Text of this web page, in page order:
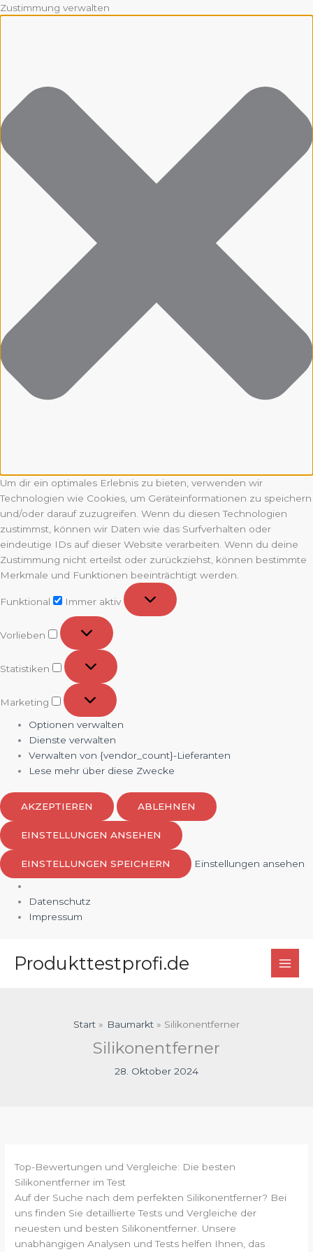
Zustimmung verwalten
Um dir ein optimales Erlebnis zu bieten, verwenden wir
Technologien wie Cookies, um Geräteinformationen zu speichern
und/oder darauf zuzugreifen. Wenn du diesen Technologien
zustimmst, können wir Daten wie das Surfverhalten oder
eindeutige IDs auf dieser Website verarbeiten. Wenn du deine
Zustimmung nicht erteilst oder zurückziehst, können bestimmte
Merkmale und Funktionen beeinträchtigt werden.
Funktional
Immer aktiv
Vorlieben
Vorlieben
Statistiken
Statistiken
Marketing
Marketing
Optionen verwalten
Dienste verwalten
Verwalten von {vendor_count}-Lieferanten
Lese mehr über diese Zwecke
AKZEPTIEREN ABLEHNEN
EINSTELLUNGEN ANSEHEN
EINSTELLUNGEN SPEICHERN Einstellungen ansehen
Datenschutz
Impressum
InhaltProdukttestprofi.de
Start Baumarkt Silikonentferner
Silikonentferner
28. Oktober 2024
Top-Bewertungen und Vergleiche: Die besten
Silikonentferner im Test
Auf der Suche nach dem perfekten Silikonentferner? Bei
uns finden Sie detaillierte Tests und Vergleiche der
neuesten und besten Silikonentferner. Unsere
unabhängigen Analysen und Tests helfen Ihnen, das